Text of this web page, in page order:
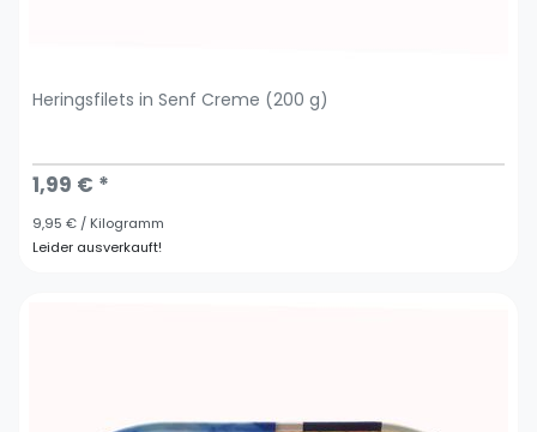
Heringsfilets in Senf Creme (200 g)
1,99 € *
9,95 € / Kilogramm
Leider ausverkauft!